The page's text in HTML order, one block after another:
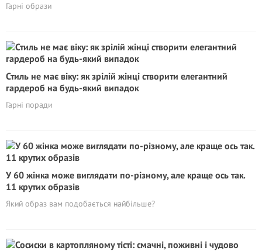
Гарні образи
Стиль не має віку: як зрілій жінці створити елегантний
гардероб на будь-який випадок
Гарні поради
У 60 жінка може виглядати по-різному, але краще ось так.
11 крутих образів
Який образ вам подобається найбільше?